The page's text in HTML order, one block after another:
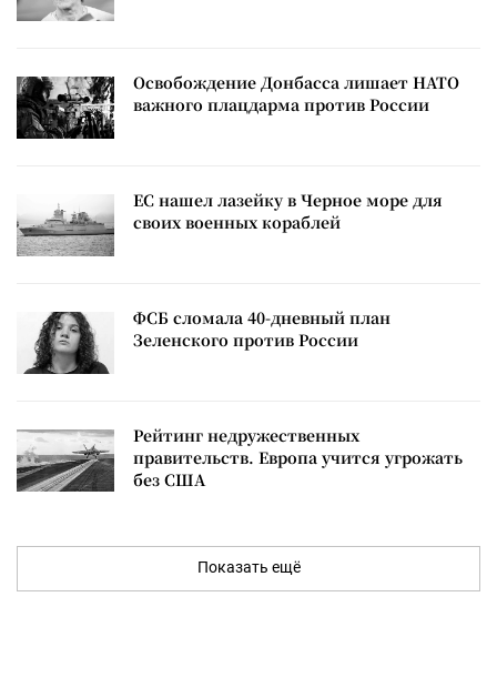
Освобождение Донбасса лишает НАТО
важного плацдарма против России
ЕС нашел лазейку в Черное море для
своих военных кораблей
ФСБ сломала 40-дневный план
Зеленского против России
Рейтинг недружественных
правительств. Европа учится угрожать
без США
Показать ещё